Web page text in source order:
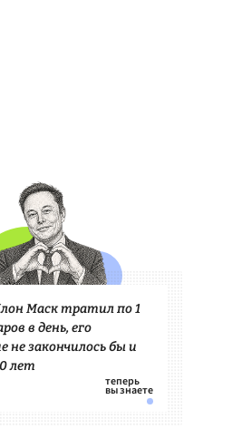
Маск тратил по 1
в день, его
не закончилось бы и
лет